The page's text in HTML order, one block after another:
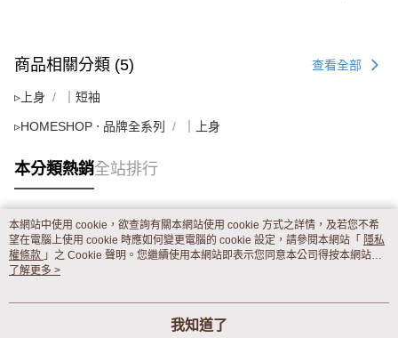
商品相關分類 (5) 查看全部
▹上身 ｜短袖
▹HOMESHOP ‧ 品牌全系列 ｜上身
本分類熱銷全站排行
熱門標籤
本網站中使用 cookie，欲查詢有關本網站使用 cookie 方式之詳情，及若您不希
望在電腦上使用 cookie 時應如何變更電腦的 cookie 設定，請參閱本網站「 隱私
權條款 」之 Cookie 聲明。您繼續使用本網站即表示您同意本公司得按本網站使
用條款之 Cookie 聲明使用 cookie。
了解更多 >
我知道了